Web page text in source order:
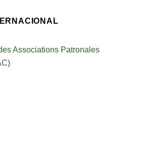
Associations Patronales